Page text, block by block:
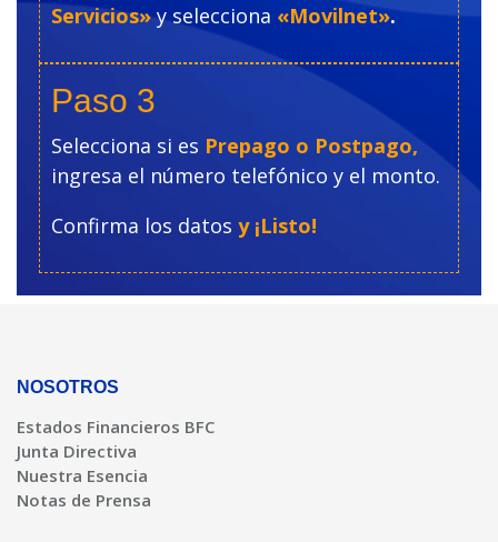
Servicios»y selecciona «Movilnet».
Paso 3
Selecciona si es Prepago o Postpago,
ingresa el número telefónico y el monto.
Confirma los datos y ¡Listo!
NOSOTROS
Estados Financieros BFC
Junta Directiva
Nuestra Esencia
Notas de Prensa